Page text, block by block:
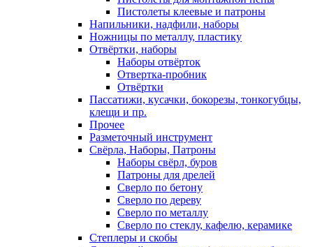
Пистолеты клеевые и патроны
Напильники, надфили, наборы
Ножницы по металлу, пластику
Отвёртки, наборы
Наборы отвёрток
Отвертка-пробник
Отвёртки
Пассатижи, кусачки, бокорезы, тонкогубцы,
клещи и пр.
Прочее
Разметочный инструмент
Свёрла, Наборы, Патроны
Наборы свёрл, буров
Патроны для дрелей
Сверло по бетону
Сверло по дереву
Сверло по металлу
Сверло по стеклу, кафелю, керамике
Степлеры и скобы